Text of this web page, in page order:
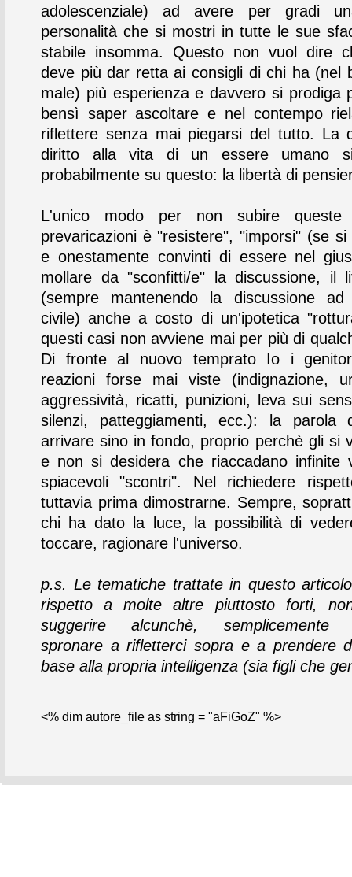
adolescenziale) ad avere per gradi
personalità che si mostri in tutte le sue
stabile insomma. Questo non vuol dire
deve più dar retta ai consigli di chi ha (nel
male) più esperienza e davvero si prodiga
bensì saper ascoltare e nel contempo
riflettere senza mai piegarsi del tutto. La
diritto alla vita di un essere umano
probabilmente su questo: la libertà di
L'unico modo per non subire queste
prevaricazioni è "resistere", "imporsi" (se
e onestamente convinti di essere nel
mollare da "sconfitti/e" la discussione, il
(sempre mantenendo la discussione
civile) anche a costo di un'ipotetica
questi casi non avviene mai per più di
Di fronte al nuovo temprato Io i
reazioni forse mai viste (indignazione,
aggressività, ricatti, punizioni, leva sui
silenzi, patteggiamenti, ecc.): la parola
arrivare sino in fondo, proprio perchè gli si
e non si desidera che riaccadano infinite
spiacevoli "scontri". Nel richiedere
tuttavia prima dimostrarne. Sempre,
chi ha dato la luce, la possibilità di
toccare, ragionare l'universo.
p.s. Le tematiche trattate in questo
rispetto a molte altre piuttosto forti,
suggerire alcunchè, semplicemente
spronare a rifletterci sopra e a prendere
base alla propria intelligenza (sia figli che
<% dim autore_file as string = "aFiGoZ" %>